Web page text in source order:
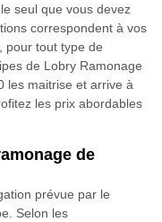
seul que vous devez
correspondent à vos
pour tout type de
de Lobry Ramonage
les maitrise et arrive à
les prix abordables
de
prévue par le
Selon les